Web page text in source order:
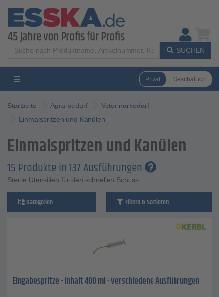
SUCHEN
Privat Geschäftlich
Startseite Agrarbedarf
Veterinärbedarf
Einmalspritzen und Kanülen
Einmalspritzen und Kanülen
15 Produkte in 137 Ausführungen
Sterile Utensilien für den schnellen Schuss.
Kategorien Filtern & Sortieren
Eingabespritze - Inhalt 400 ml - verschiedene Ausführungen